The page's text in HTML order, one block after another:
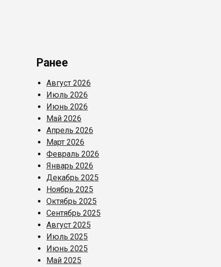
Ранее
Август 2026
Июль 2026
Июнь 2026
Май 2026
Апрель 2026
Март 2026
Февраль 2026
Январь 2026
Декабрь 2025
Ноябрь 2025
Октябрь 2025
Сентябрь 2025
Август 2025
Июль 2025
Июнь 2025
Май 2025